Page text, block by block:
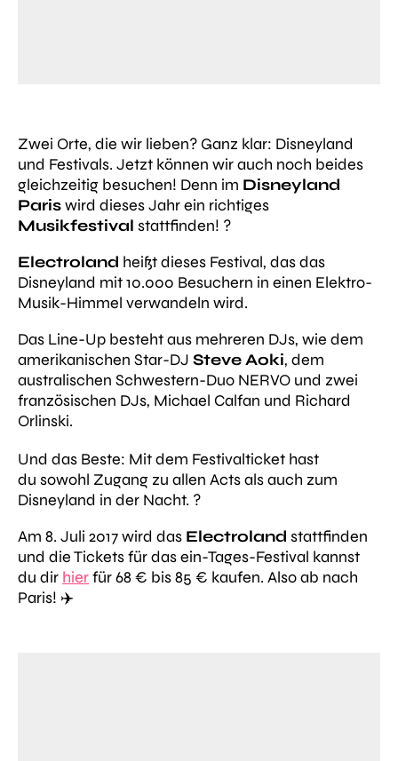
Zwei Orte, die wir lieben? Ganz klar: Disneyland
und Festivals. Jetzt können wir auch noch beides
gleichzeitig besuchen! Denn im Disneyland
Pariswird dieses Jahr ein richtiges
Musikfestival stattfinden! ?
Electroland heißt dieses Festival, das das
Disneyland mit 10.000 Besuchern in einen Elektro-
Musik-Himmel verwandeln wird.
Das Line-Up besteht aus mehreren DJs, wie dem
amerikanischen Star-DJ Steve Aoki, dem
australischen Schwestern-Duo NERVO und zwei
französischen DJs, Michael Calfan und Richard
Orlinski.
Und das Beste: Mit dem Festivalticket hast
du sowohl Zugang zu allen Acts als auch zum
Disneyland in der Nacht. ?
Am 8. Juli 2017 wird das Electroland stattfinden
und die Tickets für das ein-Tages-Festival kannst
du dir hierfür 68 € bis 85 € kaufen. Also ab nach
Paris! ✈️